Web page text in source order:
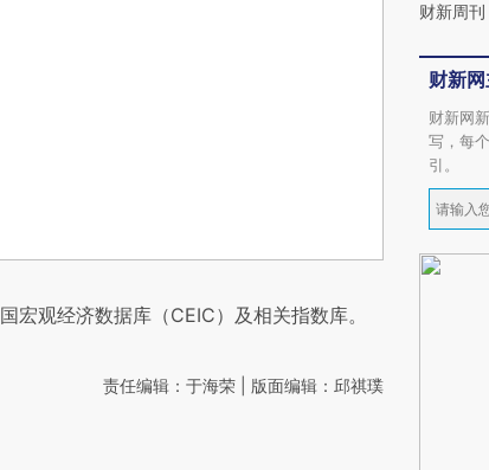
宏观经济数据库（CEIC）及相关指数库。
责任编辑：于海荣 | 版面编辑：邱祺璞
财新周刊
财新
财新网
写，每
引。